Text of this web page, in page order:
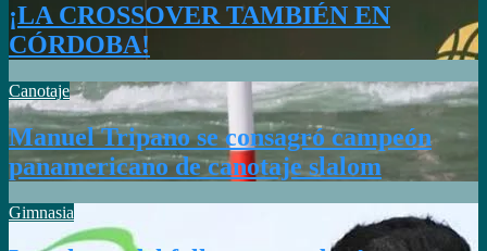
¡LA CROSSOVER TAMBIÉN EN
CÓRDOBA!
Canotaje
Manuel Tripano se consagró campeón
panamericano de canotaje slalom
Gimnasia